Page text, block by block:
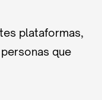
plataformas,
que